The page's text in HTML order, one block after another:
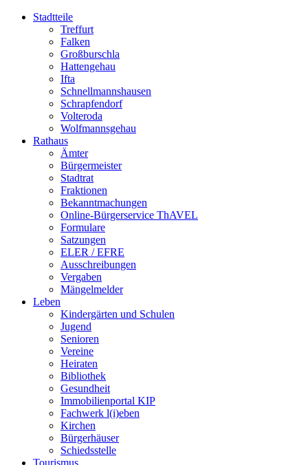
Stadtteile
Treffurt
Falken
Großburschla
Hattengehau
Ifta
Schnellmannshausen
Schrapfendorf
Volteroda
Wolfmannsgehau
Rathaus
Ämter
Bürgermeister
Stadtrat
Fraktionen
Bekanntmachungen
Online-Bürgerservice ThAVEL
Formulare
Satzungen
ELER / EFRE
Ausschreibungen
Vergaben
Mängelmelder
Leben
Kindergärten und Schulen
Jugend
Senioren
Vereine
Heiraten
Bibliothek
Gesundheit
Immobilienportal KIP
Fachwerk l(i)eben
Kirchen
Bürgerhäuser
Schiedsstelle
Tourismus